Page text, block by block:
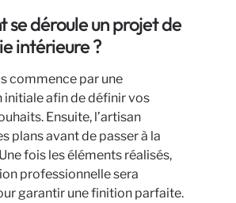
se déroule un projet de
intérieure ?
commence par une
afin de définir vos
Ensuite, l’artisan
plans avant de passer à la
fois les éléments réalisés,
professionnelle sera
garantir une finition parfaite.